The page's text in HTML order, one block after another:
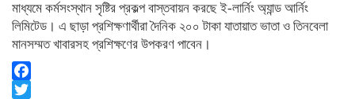
মাধ্যমে কর্মসংস্থান সৃষ্টির প্রকল্প বাস্তবায়ন করছে ই-লার্নিং অ্যান্ড আর্নিং
লিমিটেড। এ ছাড়া প্রশিক্ষণার্থীরা দৈনিক ২০০ টাকা যাতায়াত ভাতা ও তিনবেলা
মানসম্মত খাবারসহ প্রশিক্ষণের উপকরণ পাবেন।
Facebook